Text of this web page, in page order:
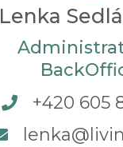
Lenka
+420 605